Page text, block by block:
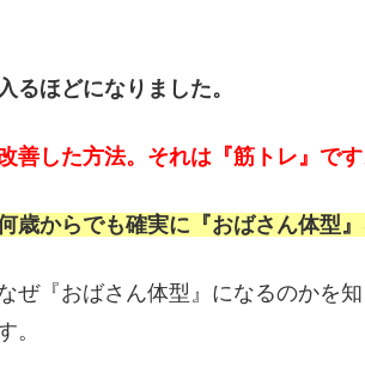
るほどになりました。
善した方法。それは『筋トレ』です
歳からでも確実に『おばさん体型
ぜ『おばさん体型』になるのかを
。